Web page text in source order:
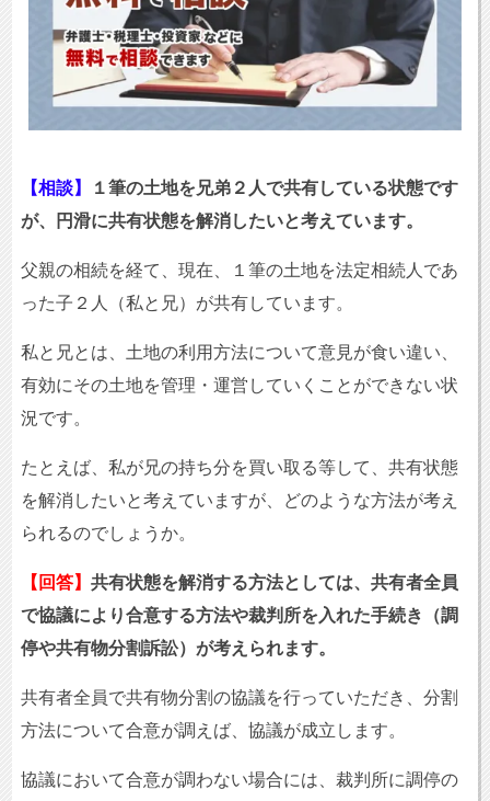
【相談】
１筆の土地を兄弟２人で共有している状態です
が、円滑に共有状態を解消したいと考えています。
父親の相続を経て、現在、１筆の土地を法定相続人であ
った子２人（私と兄）が共有しています。
私と兄とは、土地の利用方法について意見が食い違い、
有効にその土地を管理・運営していくことができない状
況です。
たとえば、私が兄の持ち分を買い取る等して、共有状態
を解消したいと考えていますが、どのような方法が考え
られるのでしょうか。
【回答】 共有状態を解消する方法としては、共有者全員
で協議により合意する方法や裁判所を入れた手続き（調
停や共有物分割訴訟）が考えられます。
共有者全員で共有物分割の協議を行っていただき、分割
方法について合意が調えば、協議が成立します。
協議において合意が調わない場合には、裁判所に調停の